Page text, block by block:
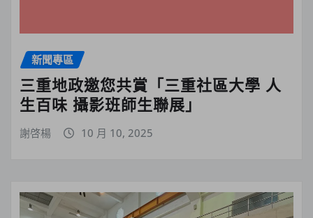
新聞專區
三重地政邀您共賞「三重社區大學 人
生百味 攝影班師生聯展」
謝啓楊 10 月 10, 2025